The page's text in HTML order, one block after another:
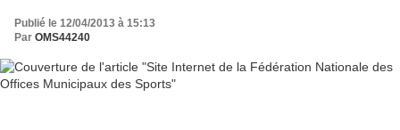
Publié le 12/04/2013 à 15:13
Par OMS44240